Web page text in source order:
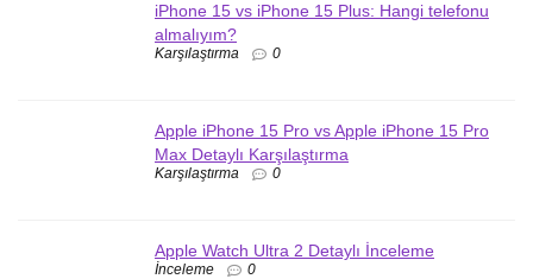
iPhone 15 vs iPhone 15 Plus: Hangi telefonu
almalıyım?
Karşılaştırma 0
Apple iPhone 15 Pro vs Apple iPhone 15 Pro
Max Detaylı Karşılaştırma
Karşılaştırma 0
Apple Watch Ultra 2 Detaylı İnceleme
İnceleme 0